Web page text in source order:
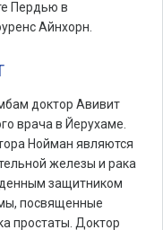
Пердью в
Айнхорн.
доктор Авивит
врача в Йерухаме.
Нойман являются
железы и рака
защитником
посвященные
простаты. Доктор